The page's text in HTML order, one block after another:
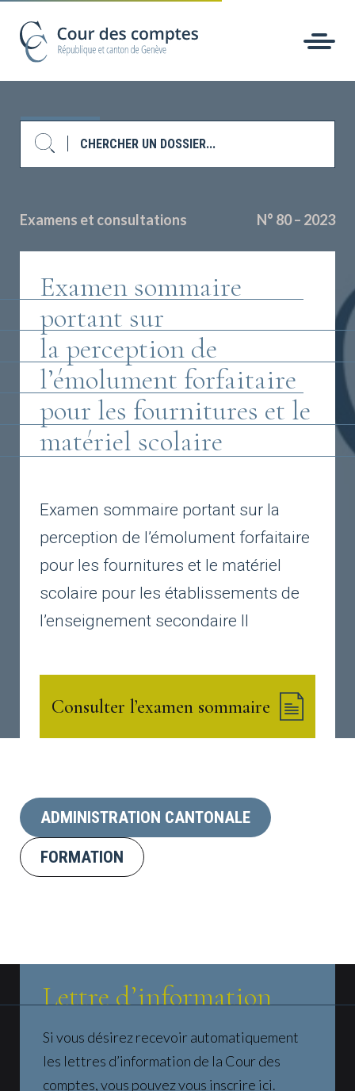
Examens et consultations N° 80 – 2023
Examen sommaire
portant sur
la perception de
l’émolument forfaitaire
pour les fournitures et le
matériel scolaire
Examen sommaire portant sur la
perception de l’émolument forfaitaire
pour les fournitures et le matériel
scolaire pour les établissements de
l’enseignement secondaire II
Consulter l’examen sommaire
ADMINISTRATION CANTONALE
FORMATION
Lettre d’information
Si vous désirez recevoir automatiquement
les lettres d’information de la Cour des
comptes, vous pouvez vous inscrire ici.